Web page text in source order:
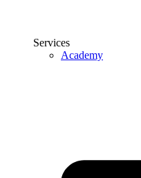
Services
Academy